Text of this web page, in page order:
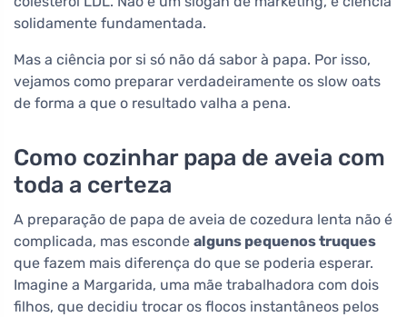
solidamente fundamentada.
Mas a ciência por si só não dá sabor à papa. Por isso,
vejamos como preparar verdadeiramente os slow oats
de forma a que o resultado valha a pena.
Como cozinhar papa de aveia com
toda a certeza
A preparação de papa de aveia de cozedura lenta não é
complicada, mas esconde alguns pequenos truques
que fazem mais diferença do que se poderia esperar.
Imagine a Margarida, uma mãe trabalhadora com dois
filhos, que decidiu trocar os flocos instantâneos pelos